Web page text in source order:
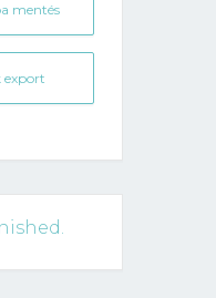
mentés
export